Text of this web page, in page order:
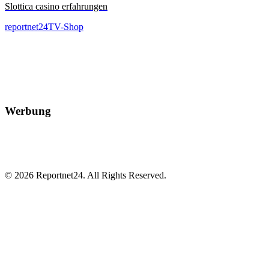
Slottica casino erfahrungen
reportnet24TV-Shop
Werbung
© 2026 Reportnet24. All Rights Reserved.